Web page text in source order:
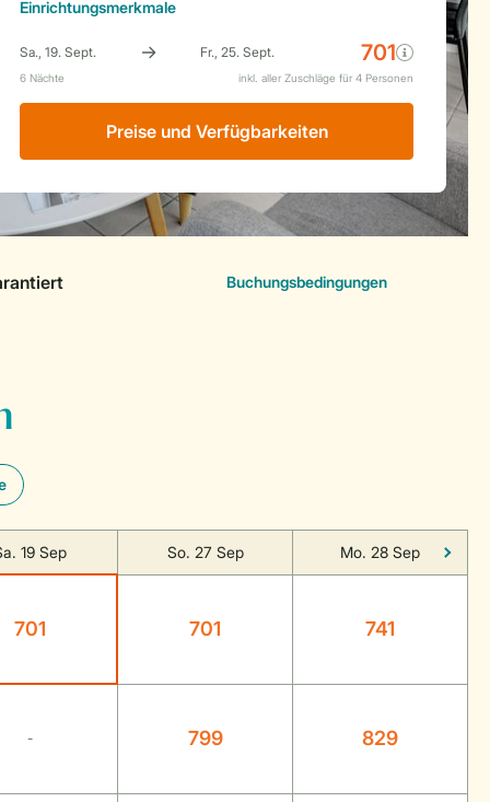
Einrichtungsmerkmale
Preise und Verfügbarkeiten
19 Sep So. 27 Sep Mo. 28 Sep
701 701 741
- 799 829